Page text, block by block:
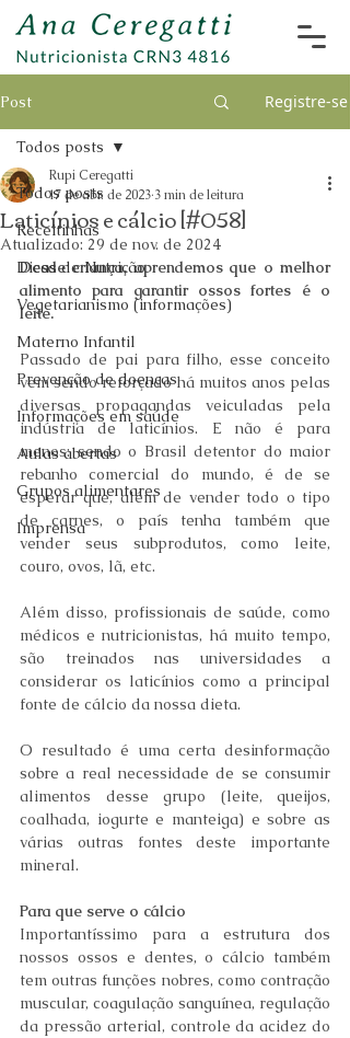
Post Registre-se
Todos posts
Receitinhas
Dicas de Nutrição
Vegetarianismo (informações)
Materno Infantil
Prevenção de doenças
Informações em saúde
Aulas abertas
Grupos alimentares
Imprensa
Todos posts
Laticínios e cálcio [#058]
Rupi Ceregatti
17 de abr. de 2023 3 min de leitura
Atualizado: 29 de nov. de 2024
Desde criança, aprendemos que o melhor
alimento para garantir ossos fortes é o
leite.
Passado de pai para filho, esse conceito
vem sendo reforçado há muitos anos pelas
diversas propagandas veiculadas pela
indústria de laticínios. E não é para
menos: sendo o Brasil detentor do maior
rebanho comercial do mundo, é de se
esperar que, além de vender todo o tipo
de carnes, o país tenha também que
vender seus subprodutos, como leite,
couro, ovos, lã, etc.
Além disso, profissionais de saúde, como
médicos e nutricionistas, há muito tempo,
são treinados nas universidades a
considerar os laticínios como a principal
fonte de cálcio da nossa dieta.
O resultado é uma certa desinformação
sobre a real necessidade de se consumir
alimentos desse grupo (leite, queijos,
coalhada, iogurte e manteiga) e sobre as
várias outras fontes deste importante
mineral.
Para que serve o cálcio
Importantíssimo para a estrutura dos
nossos ossos e dentes, o cálcio também
tem outras funções nobres, como contração
muscular, coagulação sanguínea, regulação
da pressão arterial, controle da acidez do